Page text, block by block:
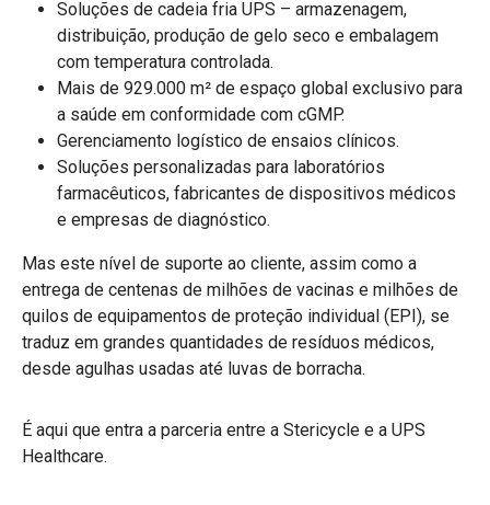
Soluções de cadeia fria UPS – armazenagem,
distribuição, produção de gelo seco e embalagem
com temperatura controlada.
Mais de 929.000 m² de espaço global exclusivo para
a saúde em conformidade com cGMP.
Gerenciamento logístico de ensaios clínicos.
Soluções personalizadas para laboratórios
farmacêuticos, fabricantes de dispositivos médicos
e empresas de diagnóstico.
Mas este nível de suporte ao cliente, assim como a
entrega de centenas de milhões de vacinas e milhões de
quilos de equipamentos de proteção individual (EPI), se
traduz em grandes quantidades de resíduos médicos,
desde agulhas usadas até luvas de borracha.
É aqui que entra a parceria entre a Stericycle e a UPS
Healthcare.